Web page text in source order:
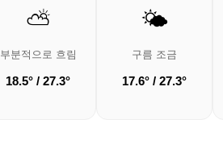
⛅
부분적으로 흐림
18.5° / 27.3°
🌤️
구름 조금
17.6° / 27.3°